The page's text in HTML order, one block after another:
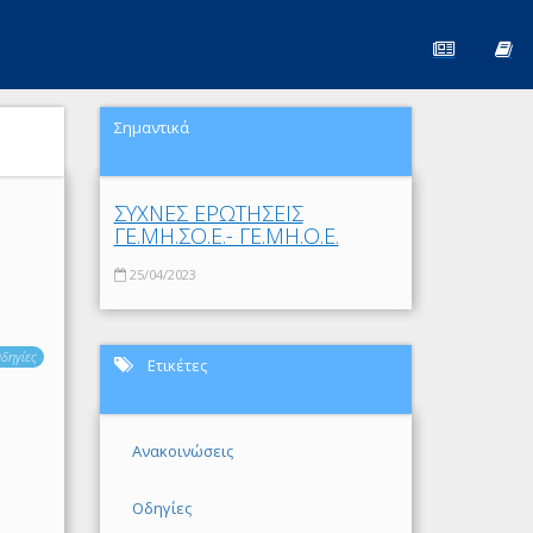
Σημαντικά
ΣΥΧΝΕΣ ΕΡΩΤΗΣΕΙΣ
ΓΕ.ΜΗ.ΣΟ.Ε.- ΓΕ.ΜΗ.Ο.Ε.
25/04/2023
Ετικέτες
Ανακοινώσεις
Οδηγίες